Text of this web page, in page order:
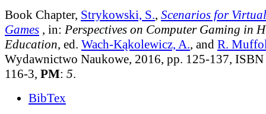
Book Chapter, Strykowski, S., Scenarios for
Games , in: Perspectives on Computer Gaming in
Education, ed. Wach-Kąkolewicz, A., and R.
Wydawnictwo Naukowe, 2016, pp. 125-137,
116-3, PM: 5.
BibTex